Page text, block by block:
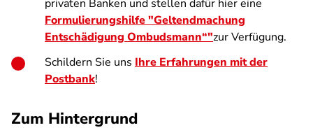
privaten Banken und stellen dafür hier eine
Formulierungshilfe "Geltendmachung
Entschädigung Ombudsmann“"zur Verfügung.
Schildern Sie uns Ihre Erfahrungen mit der
Postbank!
Zum Hintergrund